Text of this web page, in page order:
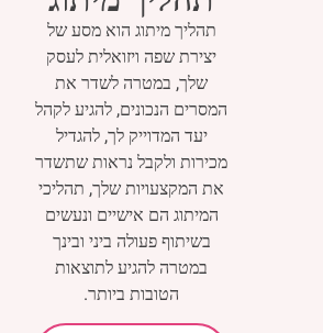
תהליך מיתוג הוא מסע של
יצירת שפה ויזואלית לעסק
שלך, במטרה לשדר את
המסרים הנכונים, להגיע לקהל
יעד המדוייק לך, להגדיל
מכירות ולקבל נראות שתשדר
את המקצעויות שלך, תהליכי
המיתוג הם אישיים ונעשים
בשיתוף פעולה ביני ובינך
במטרה להגיע לתוצאות
הטובות ביותר.